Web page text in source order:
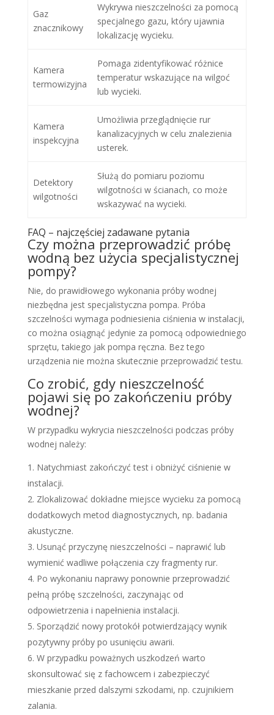
Gaz
znacznikowy
Wykrywa nieszczelności za pomocą
specjalnego gazu, który ujawnia
lokalizację wycieku.
Kamera
termowizyjna
Pomaga zidentyfikować różnice
temperatur wskazujące na wilgoć
lub wycieki.
Kamera
inspekcyjna
Umożliwia przeglądnięcie rur
kanalizacyjnych w celu znalezienia
usterek.
Detektory
wilgotności
Służą do pomiaru poziomu
wilgotności w ścianach, co może
wskazywać na wycieki.
FAQ – najczęściej zadawane pytania
Czy można przeprowadzić próbę
wodną bez użycia specjalistycznej
pompy?
Nie, do prawidłowego wykonania próby wodnej
niezbędna jest specjalistyczna pompa. Próba
szczelności wymaga podniesienia ciśnienia w instalacji,
co można osiągnąć jedynie za pomocą odpowiedniego
sprzętu, takiego jak pompa ręczna. Bez tego
urządzenia nie można skutecznie przeprowadzić testu.
Co zrobić, gdy nieszczelność
pojawi się po zakończeniu próby
wodnej?
W przypadku wykrycia nieszczelności podczas próby
wodnej należy:
Natychmiast zakończyć test i obniżyć ciśnienie w
instalacji.
Zlokalizować dokładne miejsce wycieku za pomocą
dodatkowych metod diagnostycznych, np. badania
akustyczne.
Usunąć przyczynę nieszczelności – naprawić lub
wymienić wadliwe połączenia czy fragmenty rur.
Po wykonaniu naprawy ponownie przeprowadzić
pełną próbę szczelności, zaczynając od
odpowietrzenia i napełnienia instalacji.
Sporządzić nowy protokół potwierdzający wynik
pozytywny próby po usunięciu awarii.
W przypadku poważnych uszkodzeń warto
skonsultować się z fachowcem i zabezpieczyć
mieszkanie przed dalszymi szkodami, np. czujnikiem
zalania.